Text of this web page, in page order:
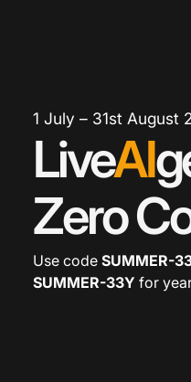
1 July – 31st August
LiveAI
Zero
Use code SUMMER-
SUMMER-33Y for